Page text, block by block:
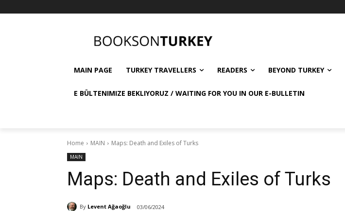
MAIN PAGE TURKEY TRAVELLERS READERS BEYOND TURKEY
E BÜLTENIMIZE BEKLIYORUZ / WAITING FOR YOU IN OUR E-BULLETIN
Home MAIN Maps: Death and Exiles of Turks
MAIN
Maps: Death and Exiles of Turks
By Levent Ağaoğlu 03/06/2024